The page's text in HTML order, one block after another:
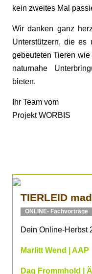
kein zweites Mal
Wir danken ganz
Unterstützern, die es
gebeuteten Tieren
naturnahe
bieten.
Ihr Team vom
Projekt WORBIS
TIERLEID
ONLINE- Fachvorträge
Dein Online-Herbst
Marlitt Wend | AAP
Dag Frommhold |